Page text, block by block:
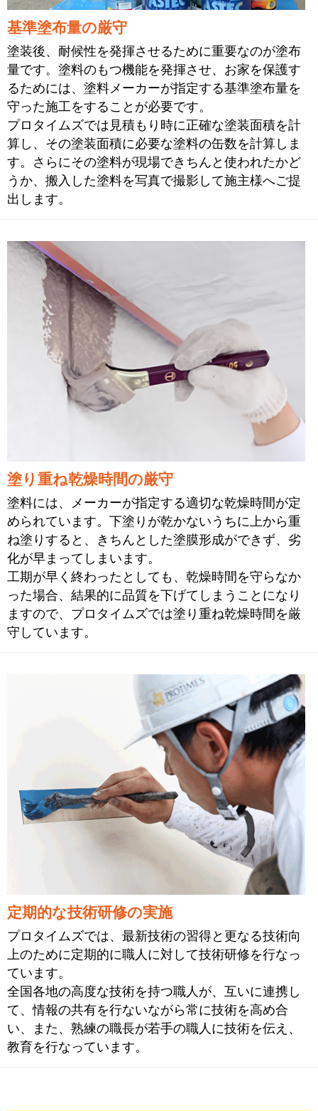
基準塗布量の厳守
塗装後、耐候性を発揮させるために重要なのが塗布
量です。塗料のもつ機能を発揮させ、お家を保護す
るためには、塗料メーカーが指定する基準塗布量を
守った施工をすることが必要です。
プロタイムズでは見積もり時に正確な塗装面積を計
算し、その塗装面積に必要な塗料の缶数を計算しま
す。さらにその塗料が現場できちんと使われたかど
うか、搬入した塗料を写真で撮影して施主様へご提
出します。
塗り重ね乾燥時間の厳守
塗料には、メーカーが指定する適切な乾燥時間が定
められています。下塗りが乾かないうちに上から重
ね塗りすると、きちんとした塗膜形成ができず、劣
化が早まってしまいます。
工期が早く終わったとしても、乾燥時間を守らなか
った場合、結果的に品質を下げてしまうことになり
ますので、プロタイムズでは塗り重ね乾燥時間を厳
守しています。
定期的な技術研修の実施
プロタイムズでは、最新技術の習得と更なる技術向
上のために定期的に職人に対して技術研修を行なっ
ています。
全国各地の高度な技術を持つ職人が、互いに連携し
て、情報の共有を行ないながら常に技術を高め合
い、また、熟練の職長が若手の職人に技術を伝え、
教育を行なっています。